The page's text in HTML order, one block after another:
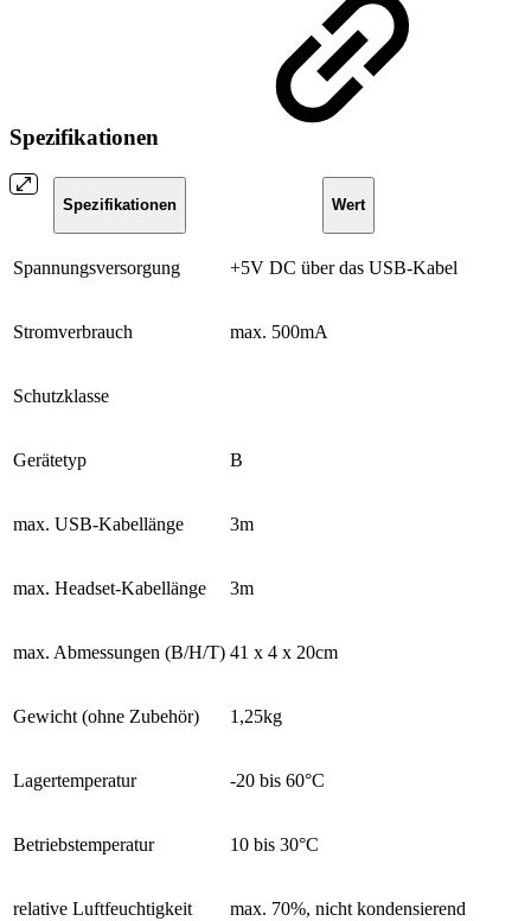
Spezifikationen
Spezifikationen Wert
Spannungsversorgung +5V DC über das USB-Kabel
Stromverbrauch max. 500mA
Schutzklasse
Gerätetyp B
max. USB-Kabellänge 3m
max. Headset-Kabellänge 3m
max. Abmessungen (B/H/T) 41 x 4 x 20cm
Gewicht (ohne Zubehör) 1,25kg
Lagertemperatur -20 bis 60°C
Betriebstemperatur 10 bis 30°C
relative Luftfeuchtigkeit max. 70%, nicht kondensierend